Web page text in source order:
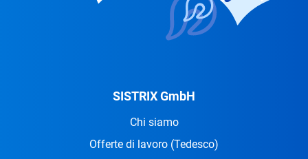
SISTRIX GmbH
Chi siamo
Offerte di lavoro (Tedesco)